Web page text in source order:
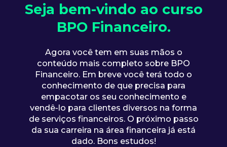
Seja bem-vindo ao curso
BPO Financeiro.
Agora você tem em suas mãos o
conteúdo mais completo sobre BPO
Financeiro. Em breve você terá todo o
conhecimento de que precisa para
empacotar os seu conhecimento e
vendê-lo para clientes diversos na forma
de serviços financeiros. O próximo passo
da sua carreira na área financeira já está
dado. Bons estudos!